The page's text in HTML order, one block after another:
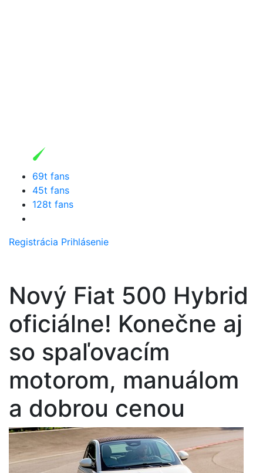
69t fans
45t fans
128t fans
Registrácia Prihlásenie
Nový Fiat 500 Hybrid
oficiálne! Konečne aj
so spaľovacím
motorom, manuálom
a dobrou cenou